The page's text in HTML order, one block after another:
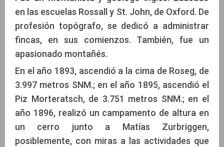
en las escuelas Rossall y St. John, de Oxford. De
profesión topógrafo, se dedicó a administrar
fincas, en sus comienzos. También, fue un
apasionado montañés.
En el año 1893, ascendió a la cima de Roseg, de
3.997 metros SNM.; en el año 1895, ascendió el
Piz Morteratsch, de 3.751 metros SNM.; en el
año 1896, realizó un campamento de altura en
un cerro junto a Matías Zurbriggen,
posiblemente, con miras a las actividades que